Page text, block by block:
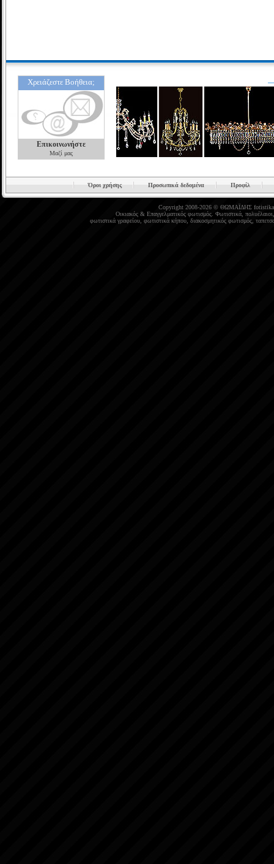
Χρειάζεστε Βοήθεια;
Επικοινωνήστε
Μαζί μας
Όροι χρήσης Προσωπικά δεδομένα Προφίλ
Copyright 2008-2026 © ΘΩΜΑΪΔΗΣ
Οικιακός& Επαγγελματικός φωτισμός. Φωτιστικά, πολυέλαιοι
φωτιστικά γραφείου, φωτιστικά κήπου, διακοσμητικός φωτισμός,